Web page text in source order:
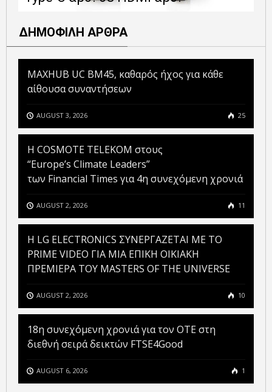
ΔΗΜΟΦΙΛΗ ΑΡΘΡΑ
MAXHUB UC BM45, καθαρός ήχος για κάθε
αίθουσα συναντήσεων
AUGUST 3, 2026 25
Η COSMOTE TELEKOM στους
“Europe’s Climate Leaders”
των Financial Times για 4η συνεχόμενη χρονιά
AUGUST 2, 2026 11
H LG ELECTRONICS ΣΥΝΕΡΓΑΖΕΤΑΙ ΜΕ ΤΟ
PRIME VIDEO ΓΙΑ ΜΙΑ ΕΠΙΚΗ ΟΙΚΙΑΚΗ
ΠΡΕΜΙΕΡΑ ΤΟΥ MASTERS OF THE UNIVERSE
AUGUST 2, 2026 10
18η συνεχόμενη χρονιά για τον ΟΤΕ στη
διεθνή σειρά δεικτών FTSE4Good
AUGUST 6, 2026 1